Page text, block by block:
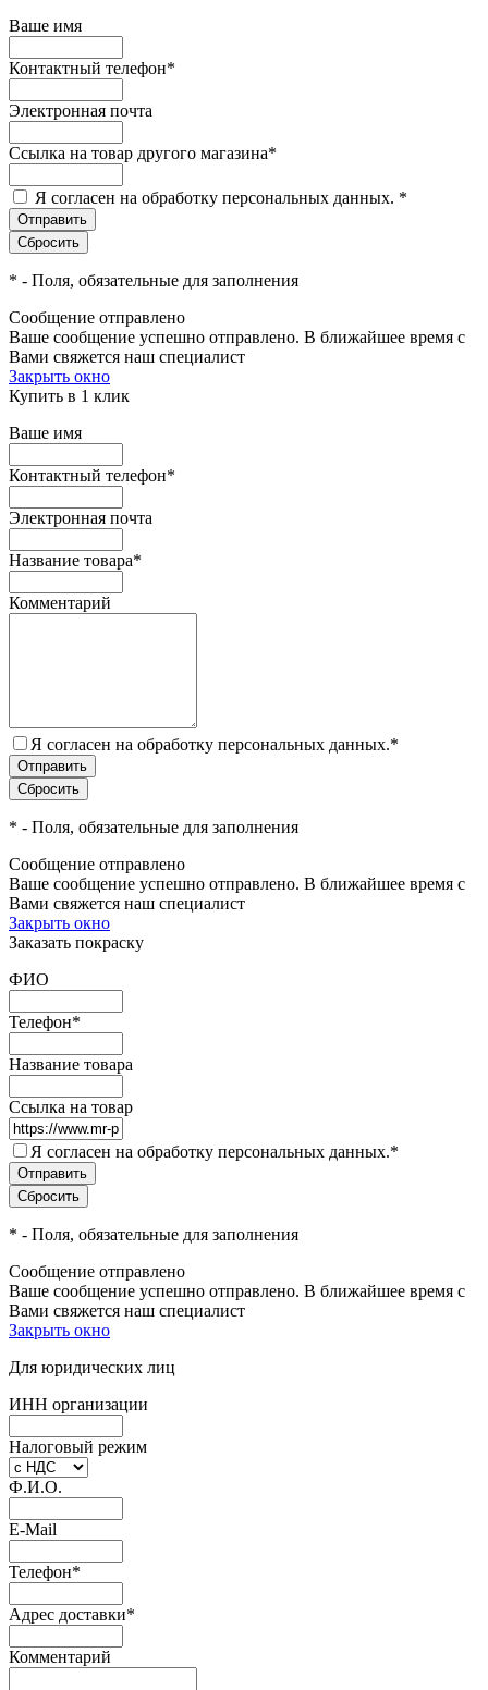
Ваше имя
Контактный телефон*
Электронная почта
Ссылка на товар другого магазина*
Я согласен на обработку персональных данных. *
* - Поля, обязательные для заполнения
Сообщение отправлено
Ваше сообщение успешно отправлено. В ближайшее время с
Вами свяжется наш специалист
Закрыть окно
Купить в 1 клик
Ваше имя
Контактный телефон*
Электронная почта
Название товара*
Комментарий
Я согласен на обработку персональных данных.*
* - Поля, обязательные для заполнения
Сообщение отправлено
Ваше сообщение успешно отправлено. В ближайшее время с
Вами свяжется наш специалист
Закрыть окно
Заказать покраску
ФИО
Телефон*
Название товара
Ссылка на товар
Я согласен на обработку персональных данных.*
* - Поля, обязательные для заполнения
Сообщение отправлено
Ваше сообщение успешно отправлено. В ближайшее время с
Вами свяжется наш специалист
Закрыть окно
Для юридических лиц
ИНН организации
Налоговый режим
Ф.И.О.
E-Mail
Телефон*
Адрес доставки*
Комментарий